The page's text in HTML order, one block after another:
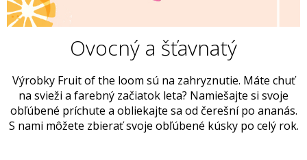
Ovocný a šťavnatý
Výrobky Fruit of the loom sú na zahryznutie. Máte chuť
na svieži a farebný začiatok leta? Namiešajte si svoje
obľúbené príchute a obliekajte sa od čerešní po ananás.
S nami môžete zbierať svoje obľúbené kúsky po celý rok.